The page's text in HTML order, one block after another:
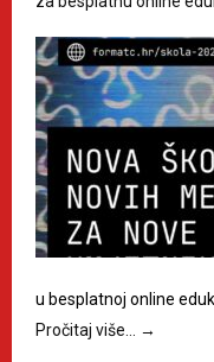
u besplatnoj online
Pročitaj više…
→